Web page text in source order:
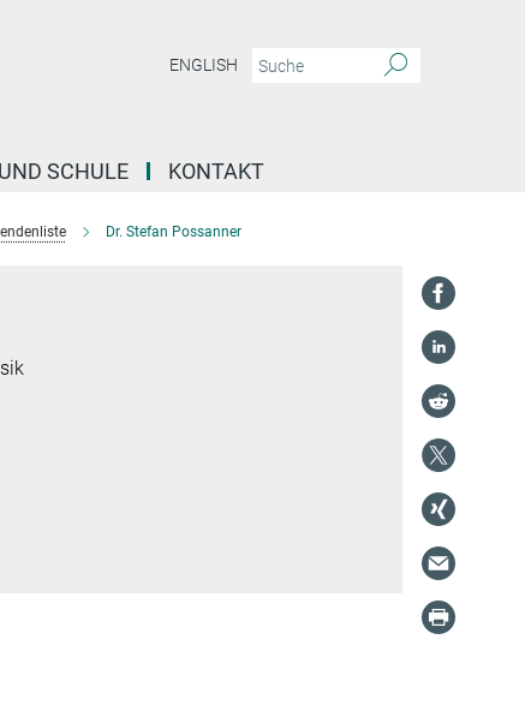
ENGLISH
SCHULE KONTAKT
Dr. Stefan Possanner